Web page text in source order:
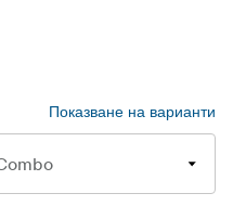
Показване на варианти